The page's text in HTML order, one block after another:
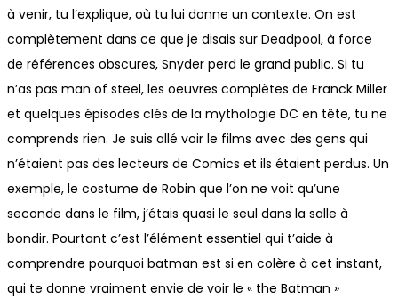
à venir, tu l’explique, où tu lui donne un contexte. On est
complètement dans ce que je disais sur Deadpool, à force
de références obscures, Snyder perd le grand public. Si tu
n’as pas man of steel, les oeuvres complètes de Franck Miller
et quelques épisodes clés de la mythologie DC en tête, tu ne
comprends rien. Je suis allé voir le films avec des gens qui
n’étaient pas des lecteurs de Comics et ils étaient perdus. Un
exemple, le costume de Robin que l’on ne voit qu’une
seconde dans le film, j’étais quasi le seul dans la salle à
bondir. Pourtant c’est l’élément essentiel qui t’aide à
comprendre pourquoi batman est si en colère à cet instant,
qui te donne vraiment envie de voir le « the Batman »